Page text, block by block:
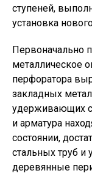
ступеней,
установка
Первоначально
металлическое
перфоратора
закладных
удерживающих
и арматура
состоянии,
стальных труб и
деревянные